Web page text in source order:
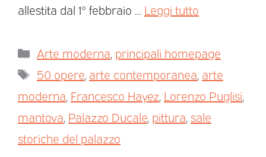
allestita dal 1° febbraio … Leggi tutto
Arte moderna principali homepage
50 opere arte contemporanea arte
moderna Francesco Hayez Lorenzo Puglisi
mantova Palazzo Ducale pittura sale
storiche del palazzo